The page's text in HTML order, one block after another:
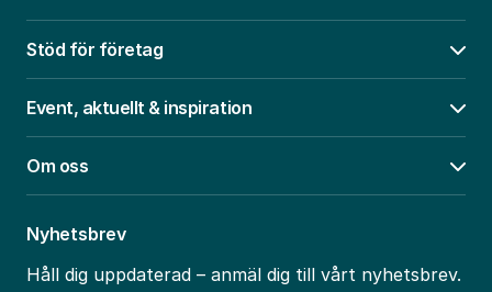
Stöd för företag
Event, aktuellt & inspiration
Om oss
Nyhetsbrev
Håll dig uppdaterad – anmäl dig till vårt nyhetsbrev.